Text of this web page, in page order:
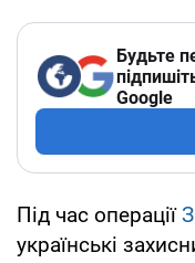
Будьте
Google
Під час операції
українські